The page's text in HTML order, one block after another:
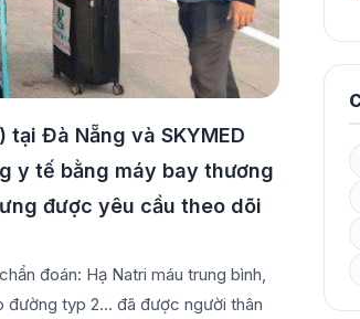
Đà Nẵng và SKYMED
y tế bằng máy bay thương
được yêu cầu theo dõi
đoán: Hạ Natri máu trung bình,
đường typ 2... đã được người thân